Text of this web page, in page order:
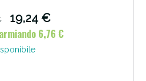
19,24 €
6,76 €